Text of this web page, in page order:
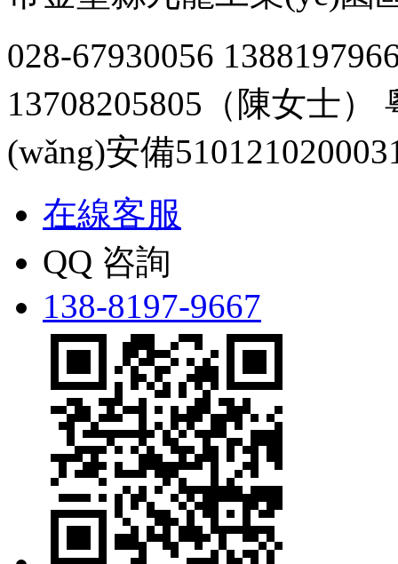
028-67930056
13708205805（陳女士）
(wǎng)安備
在線客服
QQ 咨詢
138-8197-9667